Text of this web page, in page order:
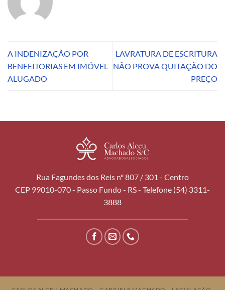
A INDENIZAÇÃO POR
BENFEITORIAS EM IMÓVEL
ALUGADO
LAVRATURA DE ESCRITURA
NÃO PROVA QUITAÇÃO DO
PREÇO
Rua Fagundes dos Reis nº 807 / 301 - Centro
CEP 99010-070 - Passo Fundo - RS - Telefone (54) 3311-
3888